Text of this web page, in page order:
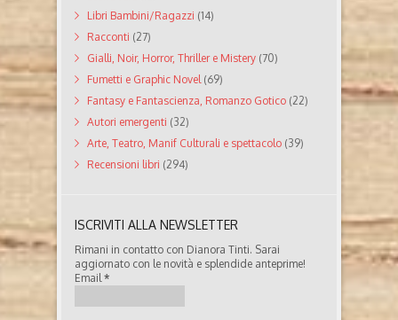
Libri Bambini/Ragazzi (14)
Racconti (27)
Gialli, Noir, Horror, Thriller e Mistery (70)
Fumetti e Graphic Novel(69)
Fantasy e Fantascienza, Romanzo Gotico (22)
Autori emergenti (32)
Arte, Teatro, Manif Culturali e spettacolo (39)
Recensioni libri (294)
ISCRIVITI ALLA NEWSLETTER
Rimani in contatto con Dianora Tinti. Sarai
aggiornato con le novità e splendide anteprime!
Email*